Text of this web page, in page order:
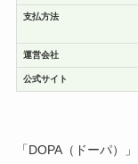
支払方法
運営会社
公式サイト
「DOPA（ドーパ）